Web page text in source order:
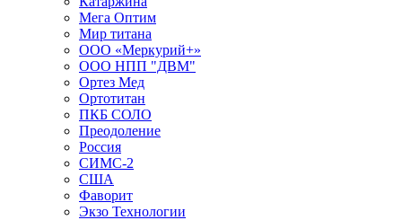
Мега Оптим
Мир титана
ООО «Меркурий+»
ООО НПП "ДВМ"
Ортез Мед
Ортотитан
ПКБ СОЛО
Преодоление
Россия
СИМС-2
США
Фаворит
Экзо Технологии